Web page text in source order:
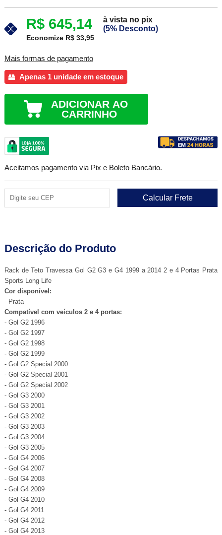
R$ 645,14
à vista no pix
(5% Desconto)
Economize R$ 33,95
Mais formas de pagamento
Apenas 1 unidade em estoque
ADICIONAR AO
CARRINHO
Aceitamos pagamento via Pix e Boleto Bancário.
Descrição do Produto
Rack de Teto Travessa Gol G2 G3 e G4 1999 a 2014 2 e 4 Portas Prata
Sports Long Life
Cor disponível:
- Prata
Compatível com veículos 2 e 4 portas:
- Gol G2 1996
- Gol G2 1997
- Gol G2 1998
- Gol G2 1999
- Gol G2 Special 2000
- Gol G2 Special 2001
- Gol G2 Special 2002
- Gol G3 2000
- Gol G3 2001
- Gol G3 2002
- Gol G3 2003
- Gol G3 2004
- Gol G3 2005
- Gol G4 2006
- Gol G4 2007
- Gol G4 2008
- Gol G4 2009
- Gol G4 2010
- Gol G4 2011
- Gol G4 2012
- Gol G4 2013